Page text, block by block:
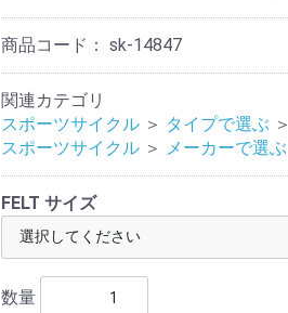
商品コード： sk-14847
関連カテゴリ
スポーツサイクル ＞ タイプで選ぶ ＞
スポーツサイクル ＞ メーカーで選ぶ
FELT サイズ
数量